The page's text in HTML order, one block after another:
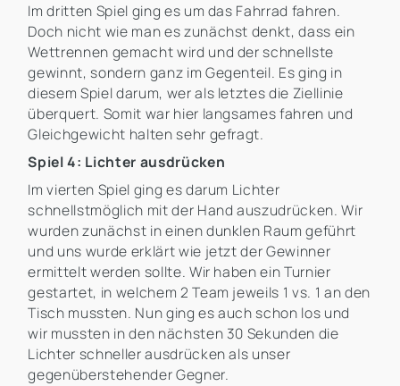
Im dritten Spiel ging es um das Fahrrad fahren.
Doch nicht wie man es zunächst denkt, dass ein
Wettrennen gemacht wird und der schnellste
gewinnt, sondern ganz im Gegenteil. Es ging in
diesem Spiel darum, wer als letztes die Ziellinie
überquert. Somit war hier langsames fahren und
Gleichgewicht halten sehr gefragt.
Spiel 4: Lichter ausdrücken
Im vierten Spiel ging es darum Lichter
schnellstmöglich mit der Hand auszudrücken. Wir
wurden zunächst in einen dunklen Raum geführt
und uns wurde erklärt wie jetzt der Gewinner
ermittelt werden sollte. Wir haben ein Turnier
gestartet, in welchem 2 Team jeweils 1 vs. 1 an den
Tisch mussten. Nun ging es auch schon los und
wir mussten in den nächsten 30 Sekunden die
Lichter schneller ausdrücken als unser
gegenüberstehender Gegner.